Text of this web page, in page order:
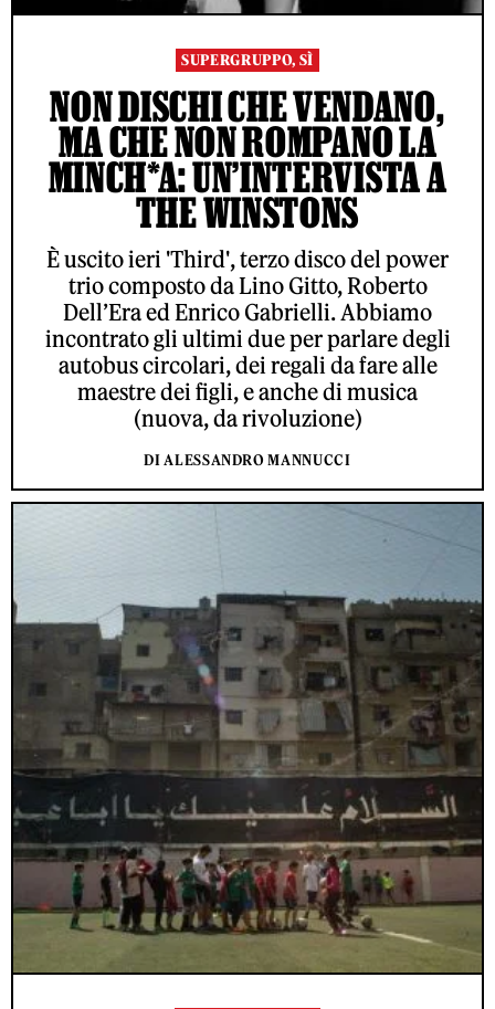
SUPERGRUPPO, SÌ
NON DISCHI CHE VENDANO,
MA CHE NON ROMPANO LA
MINCH*A: UN’INTERVISTA A
THE WINSTONS
È uscito ieri 'Third', terzo disco del power
trio composto da Lino Gitto, Roberto
Dell’Era ed Enrico Gabrielli. Abbiamo
incontrato gli ultimi due per parlare degli
autobus circolari, dei regali da fare alle
maestre dei figli, e anche di musica
(nuova, da rivoluzione)
DI ALESSANDRO MANNUCCI